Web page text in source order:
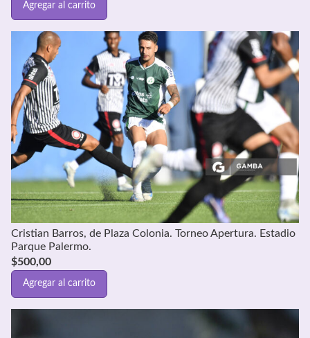
Agregar al carrito
Cristian Barros, de Plaza Colonia. Torneo Apertura. Estadio
Parque Palermo.
$500,00
Agregar al carrito